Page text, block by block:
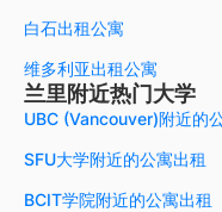
白石出租公寓
维多利亚出租公寓
兰里附近热门大学
UBC (Vancouver)附近的
SFU大学附近的公寓出租
BCIT学院附近的公寓出租